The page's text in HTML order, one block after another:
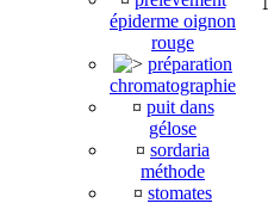
épiderme oignon
rouge
préparation
chromatographie
¤ puit dans
gélose
¤ sordaria
méthode
¤ stomates